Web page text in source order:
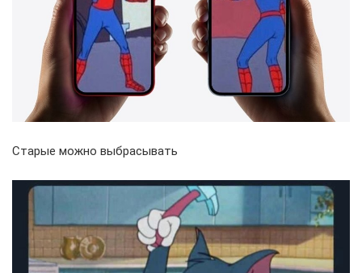
Старые можно выбрасывать